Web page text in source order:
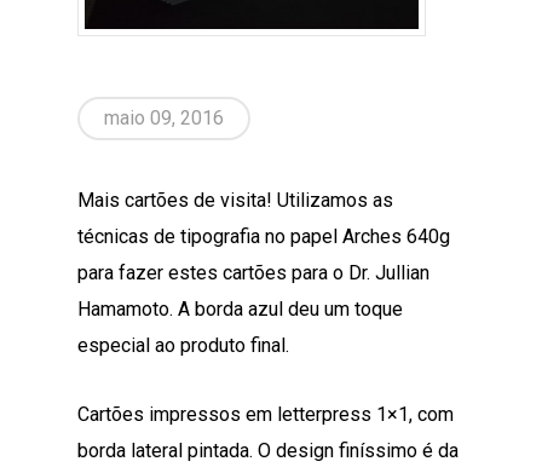
maio 09, 2016
Mais cartões de visita! Utilizamos as
técnicas de tipografia no papel Arches 640g
para fazer estes cartões para o Dr. Jullian
Hamamoto. A borda azul deu um toque
especial ao produto final.
Cartões impressos em letterpress 1×1, com
borda lateral pintada. O design finíssimo é da